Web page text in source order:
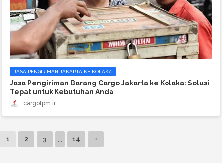
JASA PENGIRIMAN JAKARTA KE KOLAKA
Jasa Pengiriman Barang Cargo Jakarta ke Kolaka: Solusi
Tepat untuk Kebutuhan Anda
cargotpm
1 2 3 ... 14